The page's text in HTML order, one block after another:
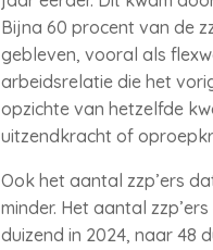
Bijna 60 procent van de
gebleven, vooral als
arbeidsrelatie die het
opzichte van hetzelfde
uitzendkracht of
Ook het aantal zzp’ers
minder. Het aantal
duizend in 2024, naar 48